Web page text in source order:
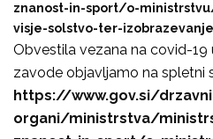
znanost-in-sport/o-
visje-solstvo-ter-
Obvestila vezana na covid-19
zavode objavljamo na spletni
https://www.gov.si/
organi/ministrstva/